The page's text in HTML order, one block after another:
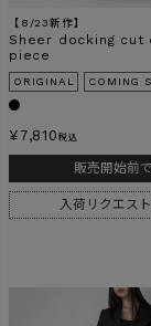
【8/23新作】
Sheer docking cut
piece
ORIGINAL COMING
¥ 7,810 税込
販売開始前で
入荷リクエス